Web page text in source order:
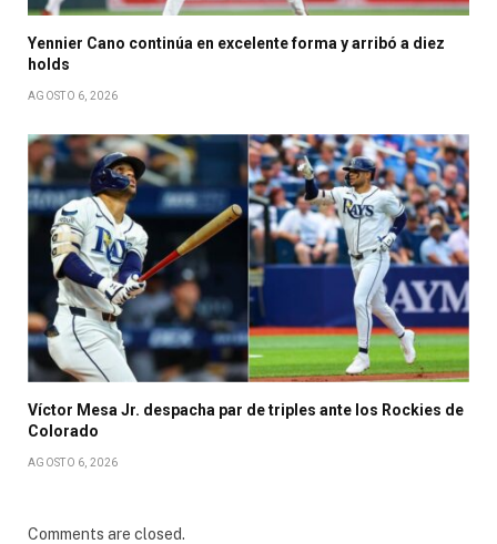
Yennier Cano continúa en excelente forma y arribó a diez
holds
AGOSTO 6, 2026
Víctor Mesa Jr. despacha par de triples ante los Rockies de
Colorado
AGOSTO 6, 2026
Comments are closed.